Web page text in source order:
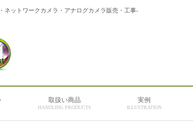
ネットワークカメラ・アナログカメラ販売・工事-
取扱い商品
HANDLING PRODUCTS
実例
ILLUSTRATION